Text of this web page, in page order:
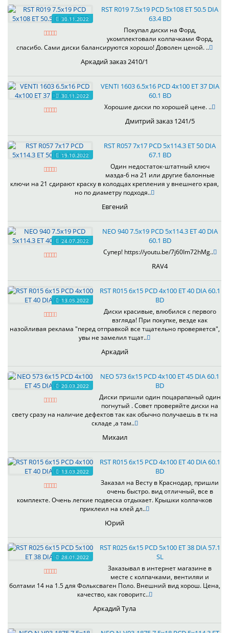
30.11.2022
RST R019 7.5x19 PCD 5x108 ET 50.5 DIA
63.4 BD
Покупал диски на Форд,
укомплектовали колпачками Форд,
спасибо. Сами диски балансируются хорошо! Доволен ценой. ..
Аркадий заказ 2410/1
30.11.2022
VENTI 1603 6.5x16 PCD 4x100 ET 37 DIA
60.1 BD
Хорошие диски по хорошей цене. ..
Дмитрий заказ 1241/5
19.10.2022
RST R057 7x17 PCD 5x114.3 ET 50 DIA
67.1 BD
Один недостаток-штатный ключ
мазда-6 на 21 или другие балонные
ключи на 21 сдирают краску в колодцах крепления у внешнего края,
но по диаметру подходя..
Евгений
24.07.2022
NEO 940 7.5x19 PCD 5x114.3 ET 40 DIA
60.1 BD
Супер! https://youtu.be/7j60Im72hMg..
RAV4
13.05.2022
RST R015 6x15 PCD 4x100 ET 40 DIA 60.1
BD
Диски красивые, влюбился с первого
взгляда! При покупке, везде как
назойливая реклама "перед отправкой все тщательно проверяется",
увы не замелил тщат..
Аркадий
20.03.2022
NEO 573 6x15 PCD 4x100 ET 45 DIA 60.1
BD
Диски пришли один поцарапаный один
погнутый . Совет проверяйте диски на
свету сразу на наличие дефектов так как обычно получаешь в тк на
складе ,а там..
Михаил
13.03.2022
RST R015 6x15 PCD 4x100 ET 40 DIA 60.1
BD
Заказал на Весту в Краснодар, пришли
очень быстро. вид отличный, все в
комплекте. Очень легкие подвеска отдыхает. Крышки колпачков
приклеил на клей дл..
Юрий
28.01.2022
RST R025 6x15 PCD 5x100 ET 38 DIA 57.1
SL
Заказывал в интернет магазине в
месте с колпачками, вентиляи и
болтами 14 на 1.5 для Фольксваген Поло. Внешний вид хорош. Цена,
качество, как говоритс..
Аркадий Тула